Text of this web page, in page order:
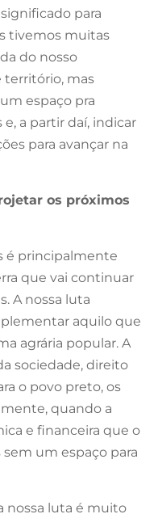
para
tivemos muitas
do nosso
território, mas
espaço pra
a partir daí, indicar
para avançar na
os próximos
é principalmente
que vai continuar
A nossa luta
aquilo que
agrária popular. A
sociedade, direito
o povo preto, os
quando a
e financeira que o
um espaço para
nossa luta é muito